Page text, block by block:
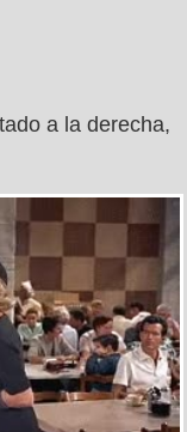
a la derecha,